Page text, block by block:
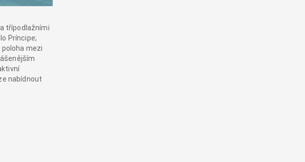
třípodlažními
Príncipe;
mezi
nabídnout